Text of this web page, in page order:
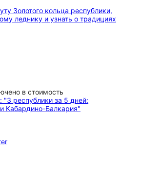
Золотого кольца республики,
леднику и узнать о традициях
в стоимость